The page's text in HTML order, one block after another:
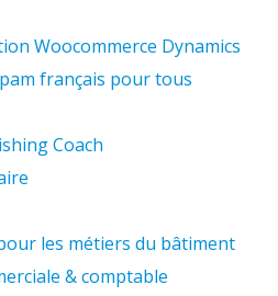
Woocommerce Dynamics
français pour tous
Coach
les métiers du bâtiment
& comptable